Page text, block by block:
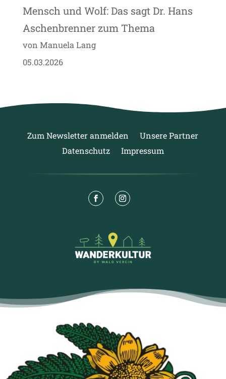
Mensch und Wolf: Das sagt Dr. Hans
Aschenbrenner zum Thema
von Manuela Lang
05.03.2026
Zum Newsletter anmelden
Unsere Partner
Datenschutz
Impressum